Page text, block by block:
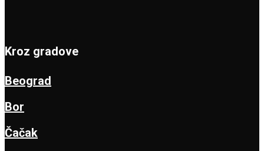
Kroz gradove
Beograd
Bor
Čačak